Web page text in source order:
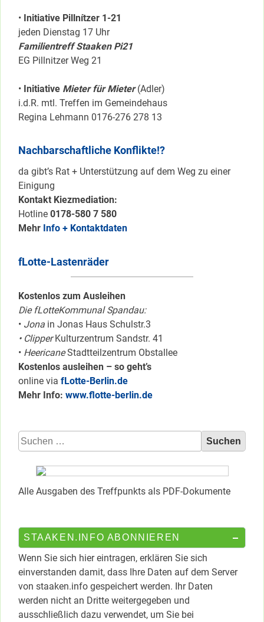
• Initiative Pillnítzer 1-21
jeden Dienstag 17 Uhr
Familientreff Staaken Pi21
EG Pillnitzer Weg 21
• Initiative Mieter für Mieter(Adler)
i.d.R. mtl. Treffen im Gemeindehaus
Regina Lehmann 0176-276 278 13
Nachbarschaftliche Konflikte!?
da gibt’s Rat + Unterstützung auf dem Weg zu einer
Einigung
Kontakt Kiezmediation:
Hotline 0178-580 7 580
Mehr Info + Kontaktdaten
fLotte-Lastenräder
Kostenlos zum Ausleihen
Die fLotteKommunal Spandau:
• Jona in Jonas Haus Schulstr.3
• ClipperKulturzentrum Sandstr. 41
• HeericaneStadtteilzentrum Obstallee
Kostenlos ausleihen – so geht’s
online via fLotte-Berlin.de
Mehr Info: www.flotte-berlin.de
Suchen
nach:
Alle Ausgaben des Treffpunkts als PDF-Dokumente
STAAKEN.INFO ABONNIEREN
Wenn Sie sich hier eintragen, erklären Sie sich
einverstanden damit, dass Ihre Daten auf dem Server
von staaken.info gespeichert werden. Ihr Daten
werden nicht an Dritte weitergegeben und
ausschließlich dazu verwendet, um Sie bei